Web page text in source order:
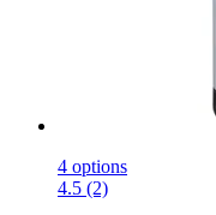
4 options
4.5 (2)